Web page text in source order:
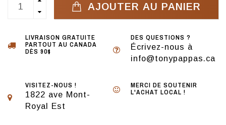
AJOUTER AU PANIER
LIVRAISON GRATUITE
PARTOUT AU CANADA
DÈS 90$
DES QUESTIONS ?
Écrivez-nous à
info@tonypappas.ca
VISITEZ-NOUS !
1822 ave Mont-
Royal Est
MERCI DE SOUTENIR
L'ACHAT LOCAL !